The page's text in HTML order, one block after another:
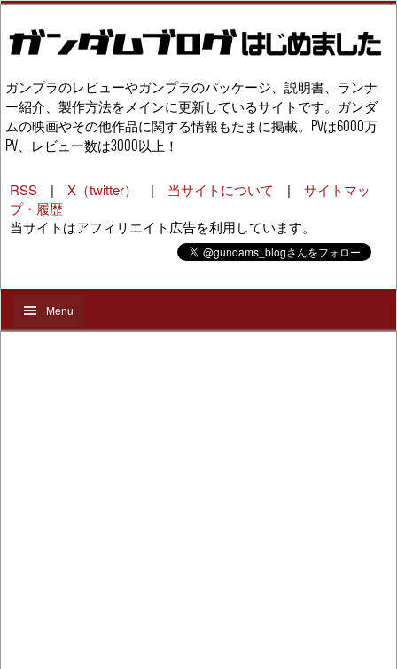
ガンプラのレビューやガンプラのパッケージ、説明書、ランナ
ー紹介、製作方法をメインに更新しているサイトです。ガンダ
ムの映画やその他作品に関する情報もたまに掲載。PVは6000万
PV、レビュー数は3000以上！
RSS | X（twitter） | 当サイトについて | サイトマッ
プ・履歴
当サイトはアフィリエイト広告を利用しています。
Menu